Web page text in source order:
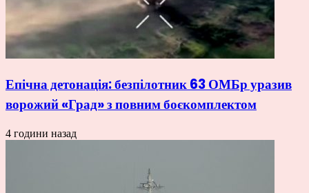
Епічна детонація: безпілотник 63 ОМБр уразив
ворожий «Град» з повним боєкомплектом
4 години назад